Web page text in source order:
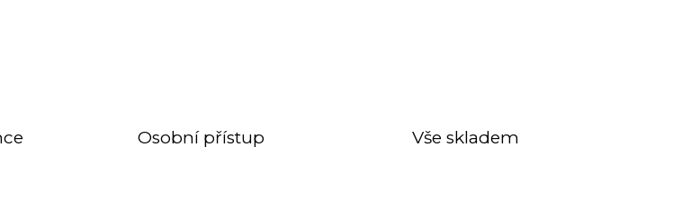
Osobní přístup Vše skladem